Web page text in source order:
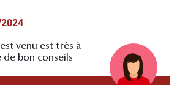
venu est très à
de bon conseils